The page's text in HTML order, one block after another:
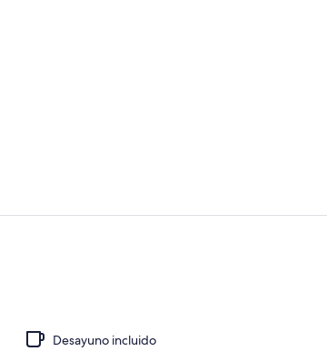
Desayuno incluido